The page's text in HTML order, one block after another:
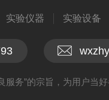
实验仪器 实验设备
服务”的宗旨，为用户当